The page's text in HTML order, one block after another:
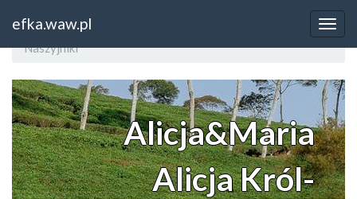
efka.waw.pl
Sklep internetowy z biżuterią Alicja&Maria Jewellery -
Naszyjniki
Alicja&Maria
Alicja Król-